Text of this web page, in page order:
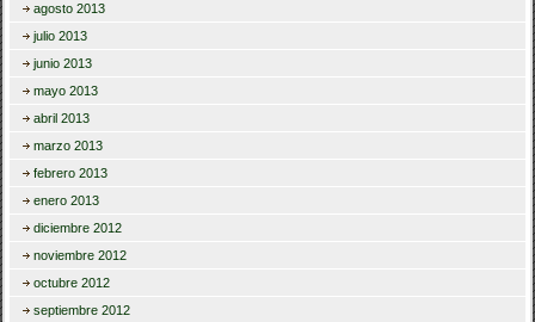
agosto 2013
julio 2013
junio 2013
mayo 2013
abril 2013
marzo 2013
febrero 2013
enero 2013
diciembre 2012
noviembre 2012
octubre 2012
septiembre 2012